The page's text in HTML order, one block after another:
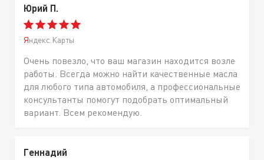
Юрий П.
Яндекс.Карты
Очень повезло, что ваш магазин находится возле
работы. Всегда можно найти качественные масла
для любого типа автомобиля, а профессиональные
консультанты помогут подобрать оптимальный
вариант. Всем рекомендую.
Геннадий